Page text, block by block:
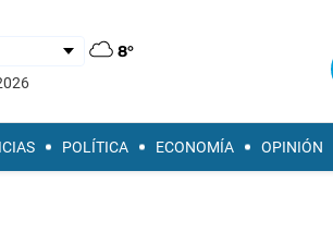
8°
POLÍTICA ECONOMÍA OPINIÓN